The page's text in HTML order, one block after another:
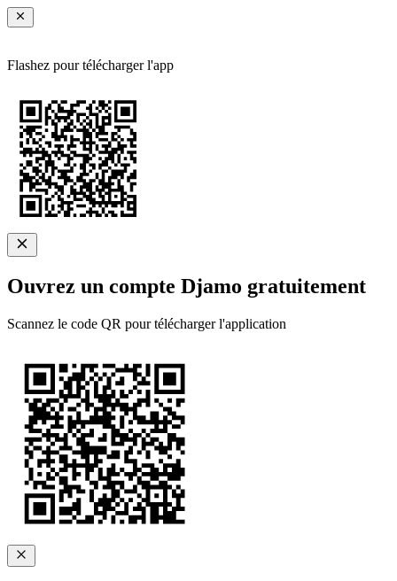
Flashez pour télécharger l'app
Ouvrez un compte Djamo gratuitement
Scannez le code QR pour télécharger l'application